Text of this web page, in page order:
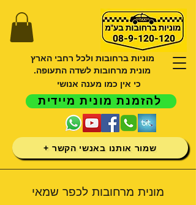
מוניות ברחובות ולכל רחבי הארץ
מונית מרחובות לשדה התעופה.
כי אין כמו מענה אנושי
להזמנת מונית מיידית
שמור אותנו באנשי הקשר +
מונית מרחובות לכפר שמאי